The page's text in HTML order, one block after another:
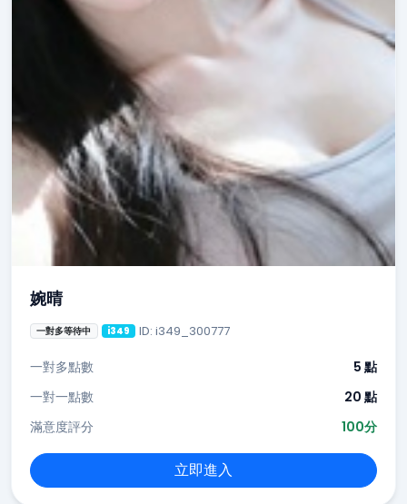
婉晴
一對多等待中 i349 ID: i349_300777
一對多點數
5 點
一對一點數
20 點
滿意度評分
100分
立即進入